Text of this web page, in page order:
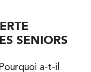
SENIORS
a-t-il